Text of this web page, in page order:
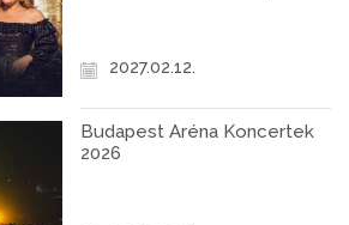
2027.02.12.
Budapest Aréna Koncertek
2026